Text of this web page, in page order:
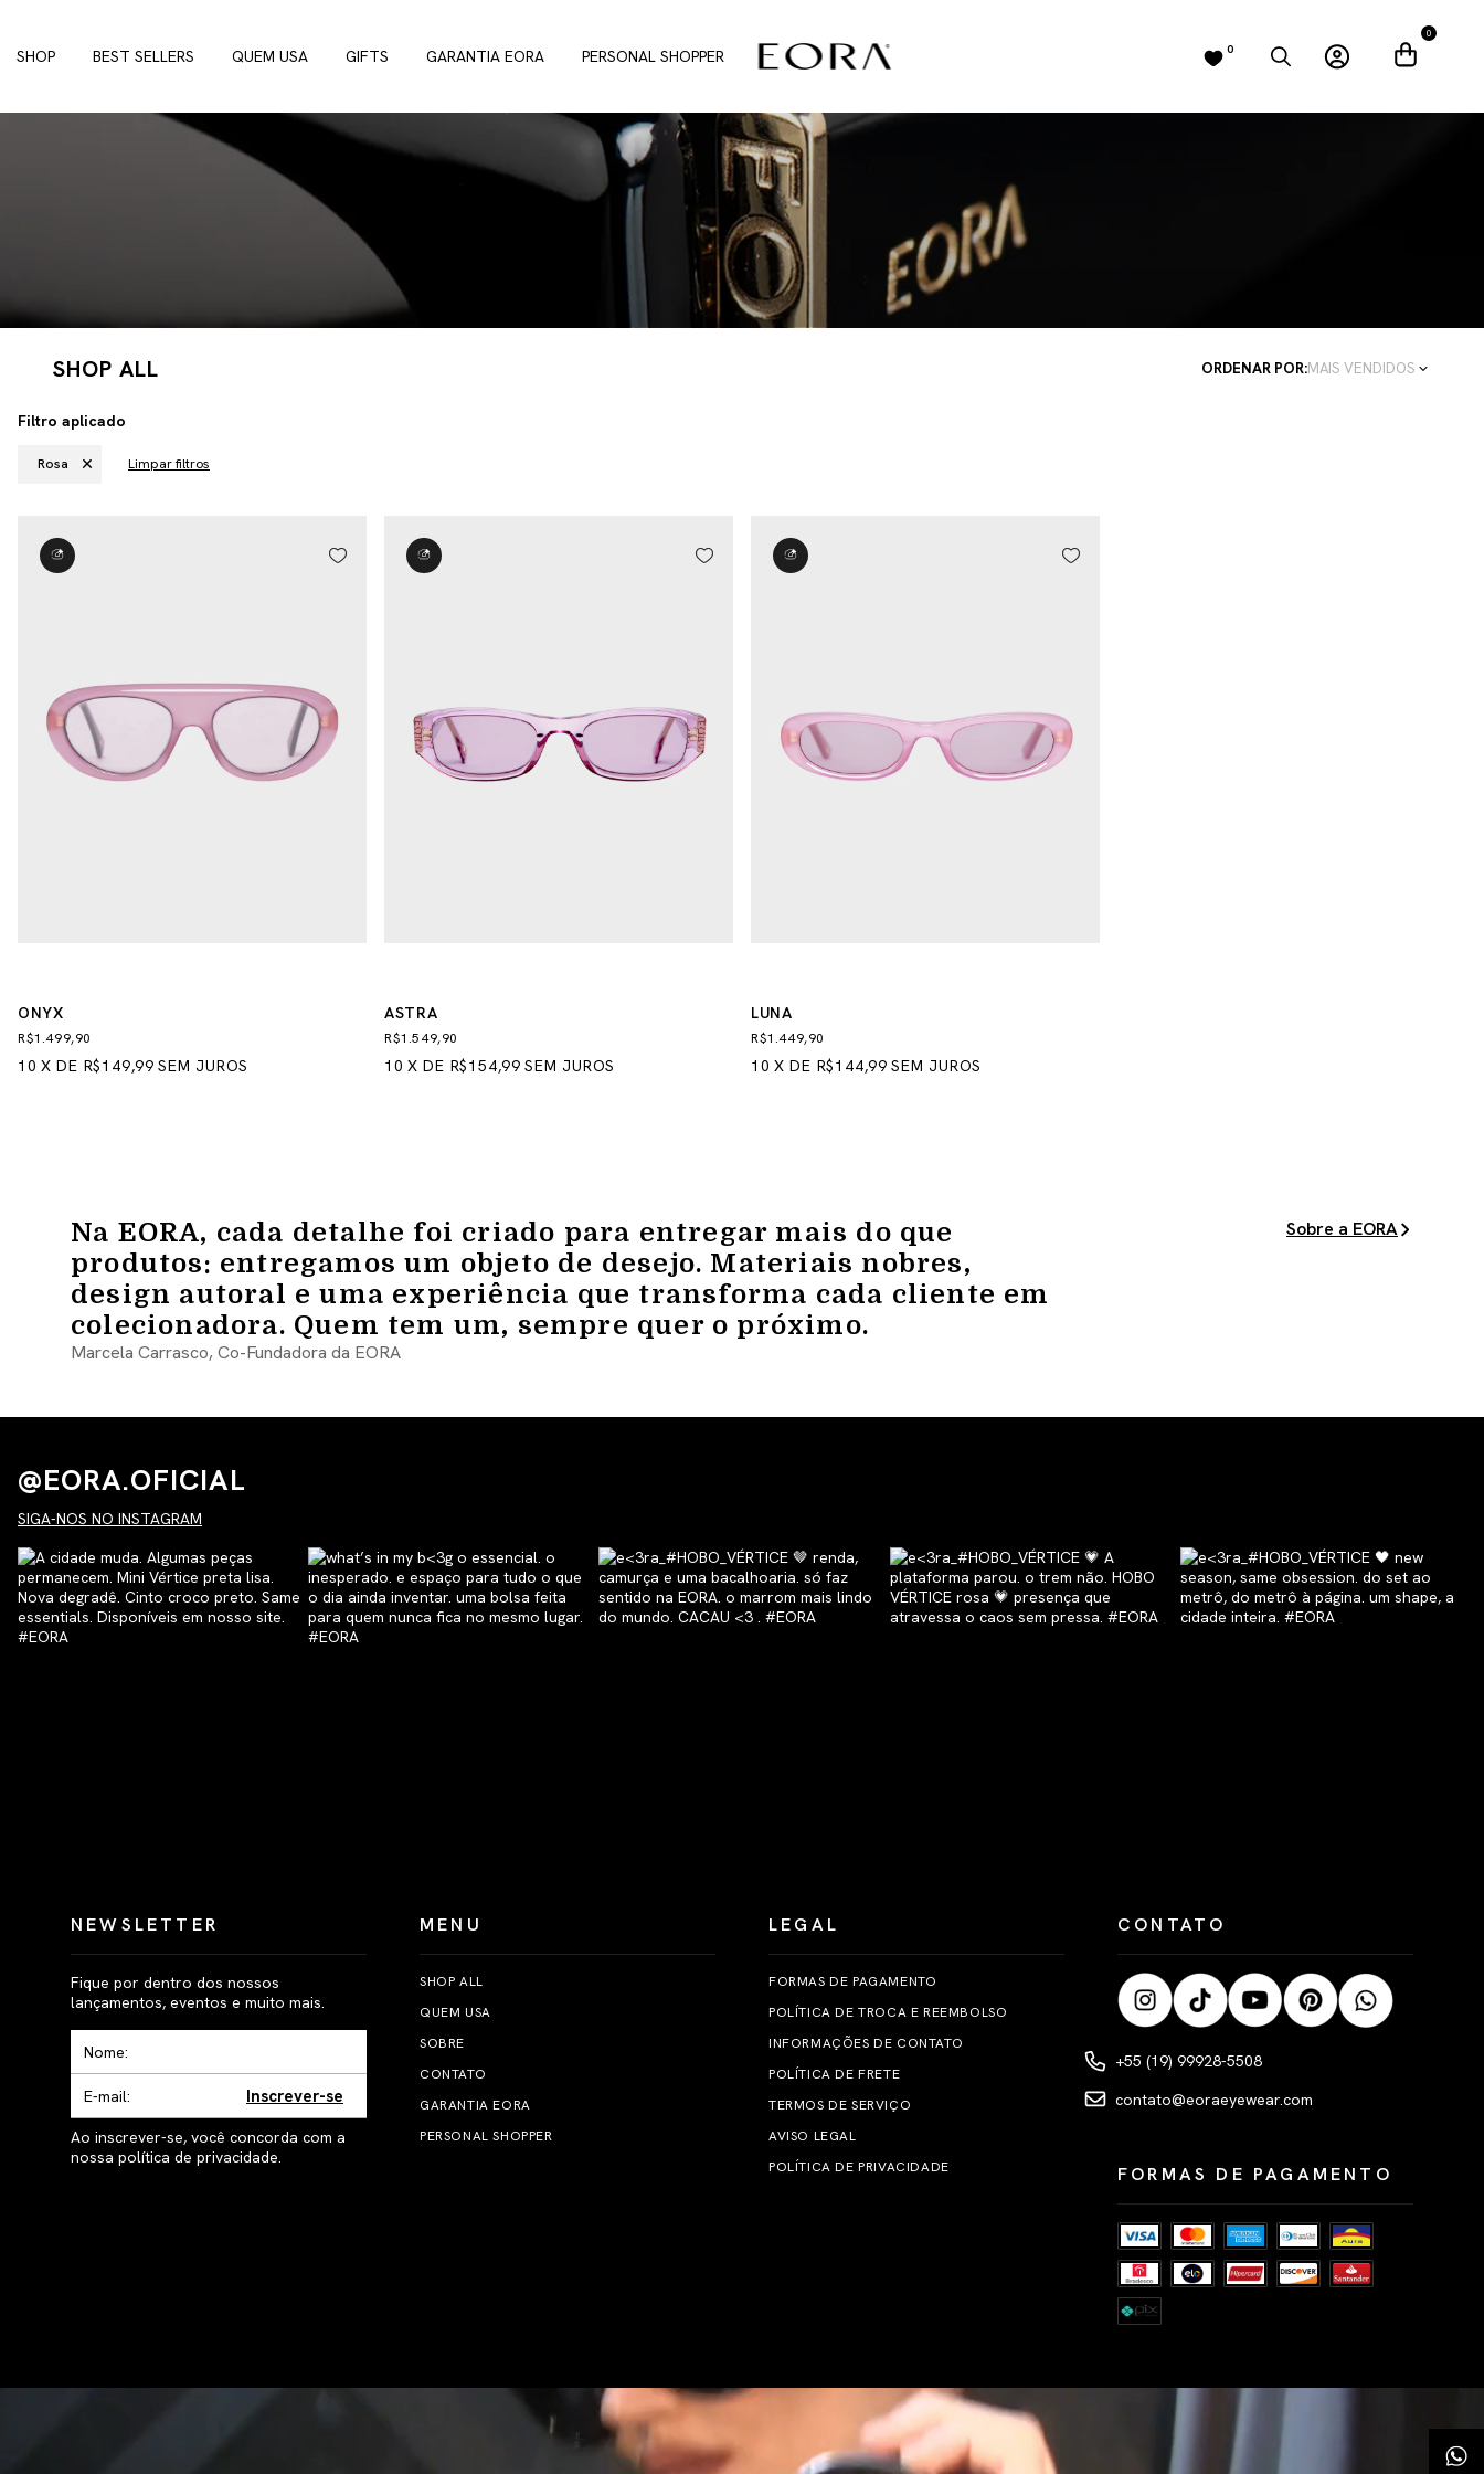
SHOP BEST SELLERS QUEM USA GIFTS GARANTIA EORA PERSONAL SHOPPER 0
0
SHOP ALL ORDENAR POR:MAIS VENDIDOS
Filtro aplicado
Rosa Limpar filtros
ONYX
R$1.499,90
10 XDE R$149,99 SEM JUROS
ASTRA
R$1.549,90
10 XDE R$154,99 SEM JUROS
LUNA
R$1.449,90
10 XDE R$144,99 SEM JUROS
Na EORA, cada detalhe foi criado para entregar mais do que
produtos: entregamos um objeto de desejo. Materiais nobres,
design autoral e uma experiência que transforma cada cliente em
colecionadora. Quem tem um, sempre quer o próximo.
Marcela Carrasco, Co-Fundadora da EORA
Sobre a EORA
@EORA.OFICIAL
SIGA-NOS NO INSTAGRAM
NEWSLETTER
Fique por dentro dos nossos
lançamentos, eventos e muito mais.
Inscrever-se
Ao inscrever-se, você concorda com a
nossa política de privacidade.
MENU
SHOP ALL
QUEM USA
SOBRE
CONTATO
GARANTIA EORA
PERSONAL SHOPPER
LEGAL
FORMAS DE PAGAMENTO
POLÍTICA DE TROCA E REEMBOLSO
INFORMAÇÕES DE CONTATO
POLÍTICA DE FRETE
TERMOS DE SERVIÇO
AVISO LEGAL
POLÍTICA DE PRIVACIDADE
CONTATO
+55 (19) 99928-5508
contato@eoraeyewear.com
FORMAS DE PAGAMENTO